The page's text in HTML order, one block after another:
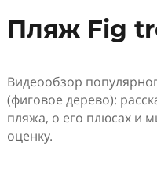
Пляж Fig
Видеообзор
(фиговое дерево):
пляжа, о его плюсах и
оценку.